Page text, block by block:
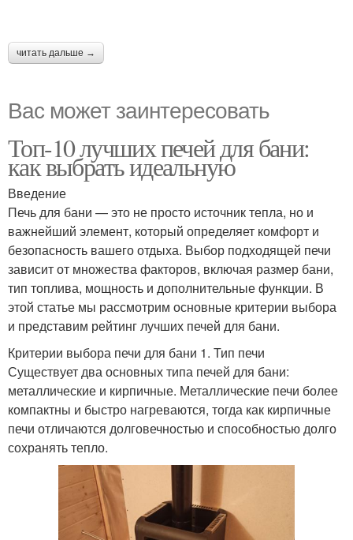
читать дальше →
Вас может заинтересовать
Топ-10 лучших печей для бани:
как выбрать идеальную
Введение
Печь для бани — это не просто источник тепла, но и
важнейший элемент, который определяет комфорт и
безопасность вашего отдыха. Выбор подходящей печи
зависит от множества факторов, включая размер бани,
тип топлива, мощность и дополнительные функции. В
этой статье мы рассмотрим основные критерии выбора
и представим рейтинг лучших печей для бани.
Критерии выбора печи для бани 1. Тип печи
Существует два основных типа печей для бани:
металлические и кирпичные. Металлические печи более
компактны и быстро нагреваются, тогда как кирпичные
печи отличаются долговечностью и способностью долго
сохранять тепло.